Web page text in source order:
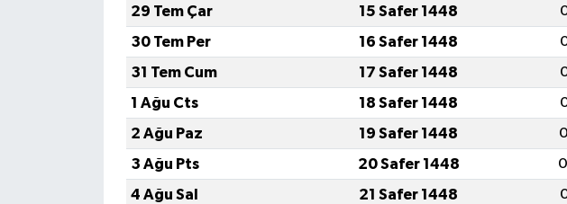
29 Tem Çar
15 Safer 1448
30 Tem Per
16 Safer 1448
31 Tem Cum
17 Safer 1448
1 Ağu Cts
18 Safer 1448
2 Ağu Paz
19 Safer 1448
3 Ağu Pts
20 Safer 1448
4 Ağu Sal
21 Safer 1448
Köşe Yazıları
Kültür Sanat